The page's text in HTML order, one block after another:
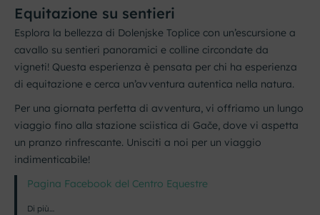
Equitazione su sentieri
Esplora la bellezza di Dolenjske Toplice con un’escursione a
cavallo su sentieri panoramici e colline circondate da
vigneti! Questa esperienza è pensata per chi ha esperienza
di equitazione e cerca un’avventura autentica nella natura.
Per una giornata perfetta di avventura, vi offriamo un lungo
viaggio fino alla stazione sciistica di Gače, dove vi aspetta
un pranzo rinfrescante. Unisciti a noi per un viaggio
indimenticabile!
Pagina Facebook del Centro Equestre
Di più…